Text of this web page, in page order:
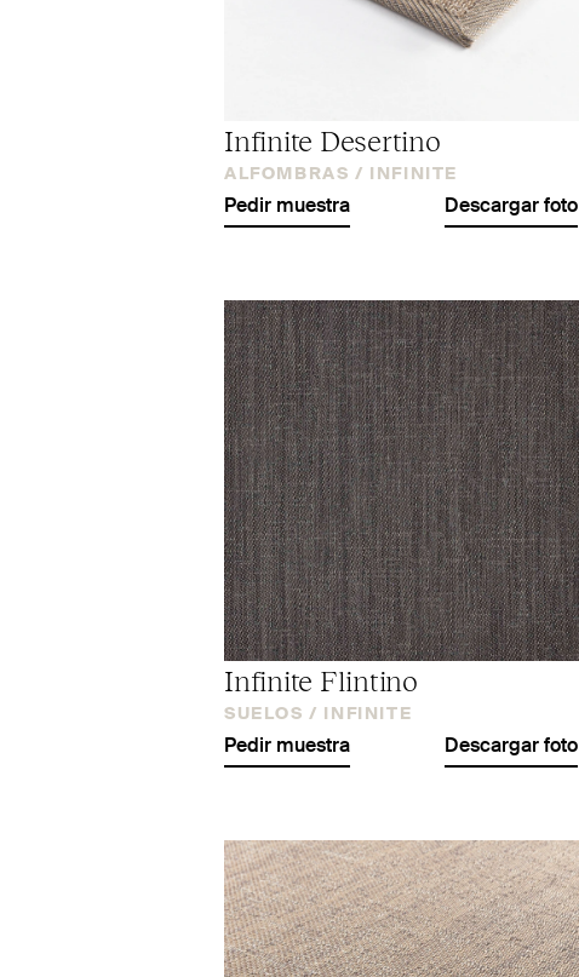
Infinite Desertino
ALFOMBRAS / INFINITE
Pedir muestra Descargar foto
Infinite Flintino
SUELOS / INFINITE
Pedir muestra Descargar foto